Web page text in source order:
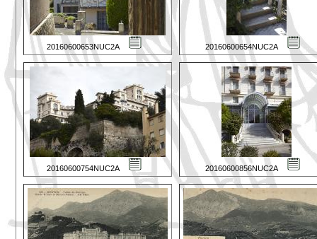
20160600653NUC2A 20160600654NUC2A
20160600754NUC2A 20160600856NUC2A